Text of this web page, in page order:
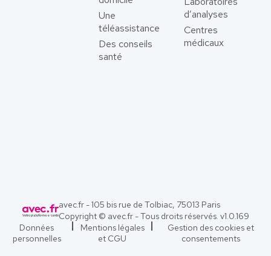
Une
téléassistance
Des conseils
santé
d’analyses
Centres
médicaux
avec.fr - 105 bis rue de Tolbiac, 75013 Paris
Copyright © avec.fr - Tous droits réservés. v1.0.169
Données
personnelles
Mentions légales
et CGU
Gestion des cookies et
consentements